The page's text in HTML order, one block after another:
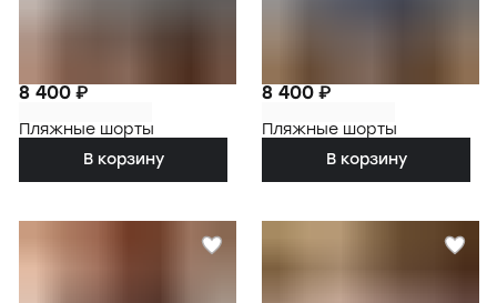
8 400 ₽
Пляжные шорты
В корзину
8 400 ₽
Пляжные шорты
В корзину